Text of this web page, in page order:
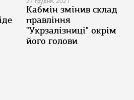
Кабмін змінив склад
правління
"Укрзалізниці" окрім
його голови